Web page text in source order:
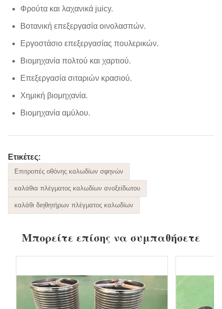
Φρούτα και λαχανικά juicy.
Βοτανική επεξεργασία οινολασπών.
Εργοστάσιο επεξεργασίας πουλερικών.
Βιομηχανία πολτού και χαρτιού.
Επεξεργασία σιταριών κρασιού.
Χημική βιομηχανία.
Βιομηχανία αμύλου.
Ετικέτες:
Επιτροπές οθόνης καλωδίων σφηνών
καλάθια πλέγματος καλωδίων ανοξείδωτου
καλάθι διηθητήρων πλέγματος καλωδίων
Μπορείτε επίσης να συμπαθήσετε